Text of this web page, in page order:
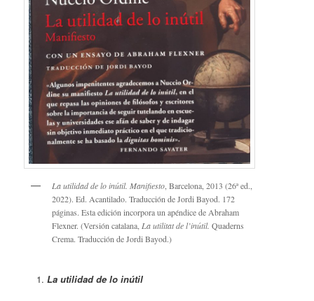
La utilidad de lo inútil. Manifiesto , Barcelona, 2013 (26ª ed.,
2022). Ed. Acantilado. Traducción de Jordi Bayod. 172
páginas. Esta edición incorpora un apéndice de Abraham
Flexner. (Versión catalana, La utilitat de l’inútil. Quaderns
Crema. Traducción de Jordi Bayod.)
La utilidad de lo inútil